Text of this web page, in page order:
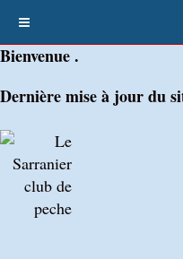
Bienvenue .
Dernière mise à jour du